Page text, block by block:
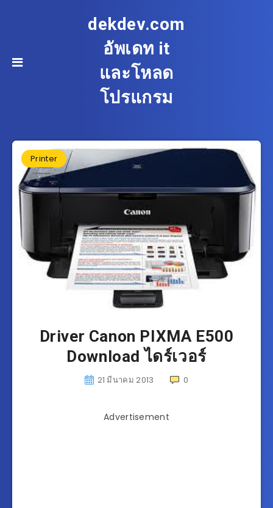
dekdev.com
อัพเดท it
และโหลด
โปรแกรม
Printer
Driver Canon PIXMA E500
Download ไดร์เวอร์
21 มีนาคม 2013 0
Advertisement